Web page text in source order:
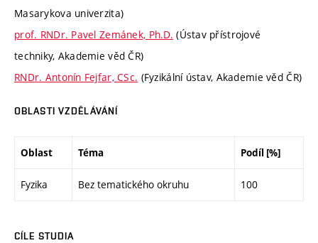
Masarykova univerzita)
prof. RNDr. Pavel Zemánek, Ph.D. (Ústav přístrojové
techniky, Akademie věd ČR)
RNDr. Antonín Fejfar, CSc. (Fyzikální ústav, Akademie věd ČR)
OBLASTI VZDĚLÁVÁNÍ
Oblast Téma Podíl [%]
Fyzika Bez tematického okruhu 100
CÍLE STUDIA